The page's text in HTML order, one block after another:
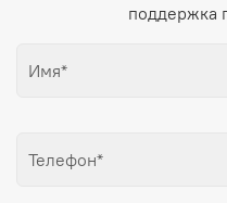
поддержка